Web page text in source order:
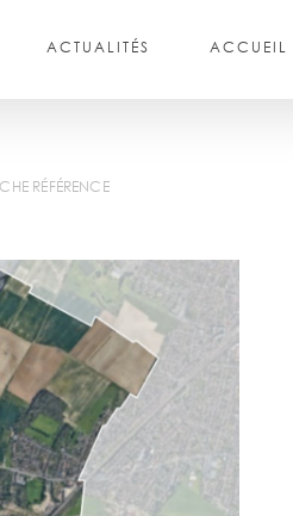
ACTUALITÉS ACCUEIL
RÉFÉRENCE